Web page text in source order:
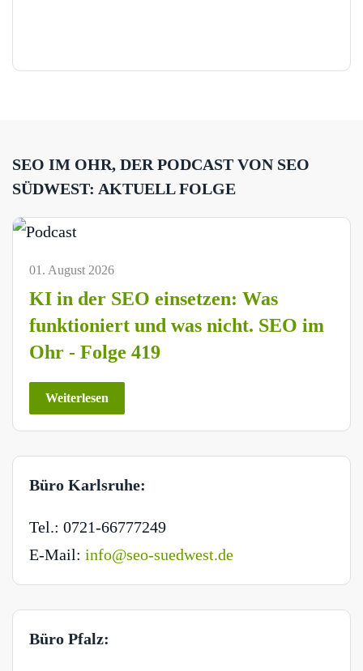
SEO IM OHR, DER PODCAST VON SEO
SÜDWEST: AKTUELL FOLGE
01. August 2026
KI in der SEO einsetzen: Was
funktioniert und was nicht. SEO im
Ohr - Folge 419
Weiterlesen
Büro Karlsruhe:
Tel.: 0721-66777249
E-Mail: info@seo-suedwest.de
Büro Pfalz: